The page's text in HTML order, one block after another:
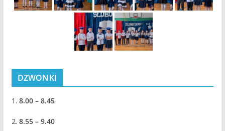
DZWONKI
1. 8.00 – 8.45
2. 8.55 – 9.40